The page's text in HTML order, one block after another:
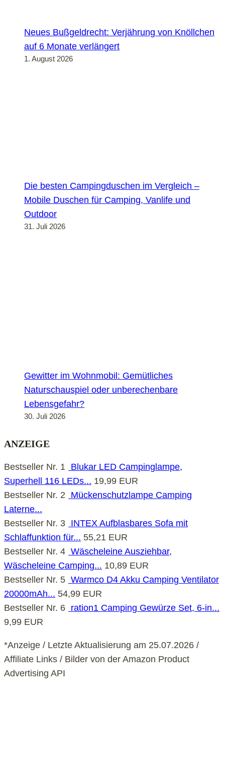
Neues Bußgeldrecht: Verjährung von Knöllchen
auf 6 Monate verlängert
1. August 2026
Die besten Campingduschen im Vergleich –
Mobile Duschen für Camping, Vanlife und
Outdoor
31. Juli 2026
Gewitter im Wohnmobil: Gemütliches
Naturschauspiel oder unberechenbare
Lebensgefahr?
30. Juli 2026
ANZEIGE
Bestseller Nr. 1
Blukar LED Campinglampe,
Superhell 116 LEDs... 19,99 EUR
Bestseller Nr. 2
Mückenschutzlampe Camping
Laterne...
Bestseller Nr. 3 INTEX Aufblasbares Sofa mit
Schlaffunktion für... 55,21 EUR
Bestseller Nr. 4 Wäscheleine Ausziehbar,
Wäscheleine Camping... 10,89 EUR
Bestseller Nr. 5 Warmco D4 Akku Camping Ventilator
20000mAh... 54,99 EUR
Bestseller Nr. 6 ration1 Camping Gewürze Set, 6-in...
9,99 EUR
*Anzeige / Letzte Aktualisierung am 25.07.2026 /
Affiliate Links / Bilder von der Amazon Product
Advertising API